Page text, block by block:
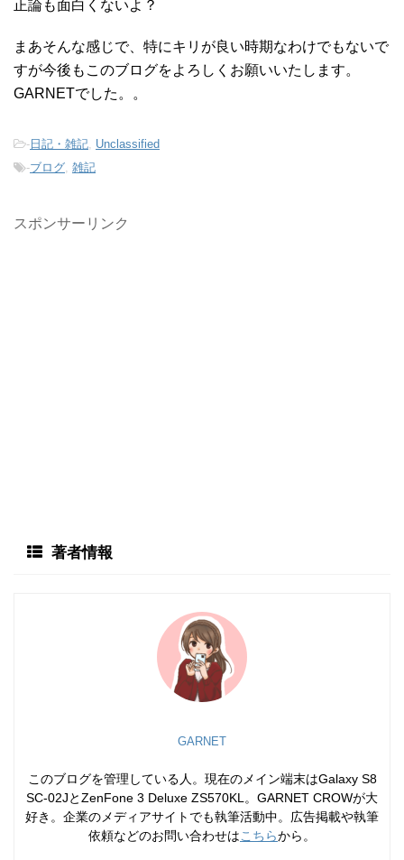
正論も面白くないよ？
まあそんな感じで、特にキリが良い時期なわけでもないで
すが今後もこのブログをよろしくお願いいたします。
GARNETでした。。
- 日記・雑記, Unclassified
-ブログ, 雑記
スポンサーリンク
著者情報
GARNET
このブログを管理している人。現在のメイン端末はGalaxy S8
SC-02JとZenFone 3 Deluxe ZS570KL。GARNET CROWが大
好き。企業のメディアサイトでも執筆活動中。広告掲載や執筆
依頼などのお問い合わせはこちらから。